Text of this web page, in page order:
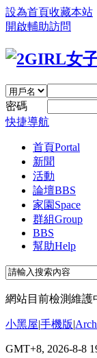
設為首頁收藏本站
開啟輔助訪問
密碼
快捷導航
首頁Portal
新聞
活動
論壇BBS
家園 Space
群組Group
BBS
幫助Help
網站目前檢測維護
小黑屋|手機版|
GMT+8, 2026-8-8